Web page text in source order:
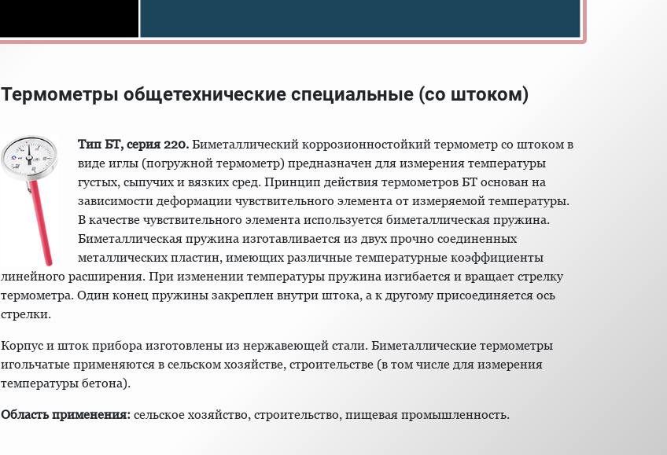
Термометры общетехнические специальные (со штоком)
Тип БТ, серия 220. Биметаллический коррозионностойкий термометр со штоком в
виде иглы (погружной термометр) предназначен для измерения температуры
густых, сыпучих и вязких сред. Принцип действия термометров БТ основан на
зависимости деформации чувствительного элемента от измеряемой температуры.
В качестве чувствительного элемента используется биметаллическая пружина.
Биметаллическая пружина изготавливается из двух прочно соединенных
металлических пластин, имеющих различные температурные коэффициенты
линейного расширения. При изменении температуры пружина изгибается и вращает стрелку
термометра. Один конец пружины закреплен внутри штока, а к другому присоединяется ось
стрелки.
Корпус и шток прибора изготовлены из нержавеющей стали. Биметаллические термометры
игольчатые применяются в сельском хозяйстве, строительстве (в том числе для измерения
температуры бетона).
Область применения: сельское хозяйство, строительство, пищевая промышленность.